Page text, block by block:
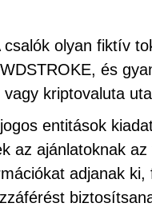
csalók olyan fiktív
és
kriptovaluta
entitások
az ajánlatoknak
adjanak